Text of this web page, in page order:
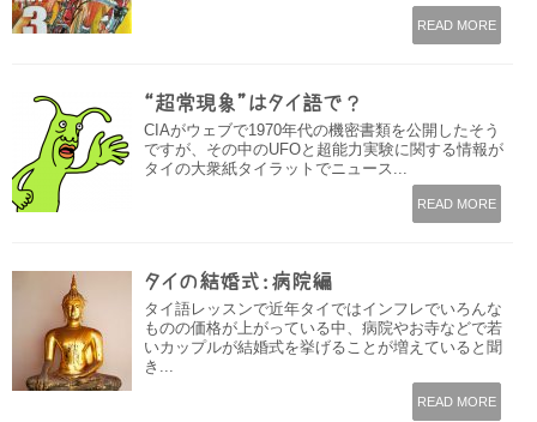
READ MORE
“超常現象”はタイ語で？
CIAがウェブで1970年代の機密書類を公開したそう
ですが、その中のUFOと超能力実験に関する情報が
タイの大衆紙タイラットでニュース...
READ MORE
タイの結婚式：病院編
タイ語レッスンで近年タイではインフレでいろんな
ものの価格が上がっている中、病院やお寺などで若
いカップルが結婚式を挙げることが増えていると聞
き...
READ MORE